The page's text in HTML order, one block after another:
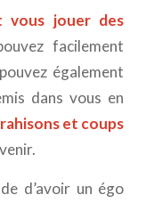
vous jouer des
facilement
également
dans vous en
et coups
d’avoir un égo